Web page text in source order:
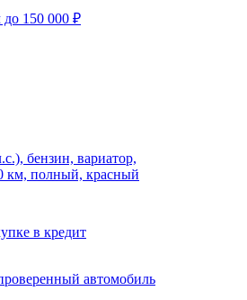
до 150 000 ₽
бензин, вариатор,
км, полный, красный
в кредит
автомобиль